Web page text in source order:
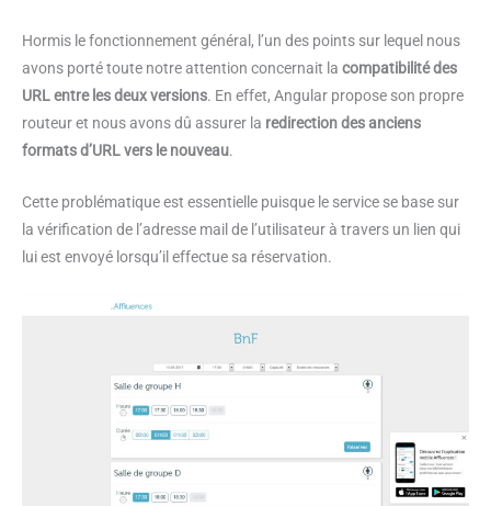
Hormis le fonctionnement général, l’un des points sur lequel nous
avons porté toute notre attention concernait la compatibilité des
URL entre les deux versions. En effet, Angular propose son propre
routeur et nous avons dû assurer la redirection des anciens
formats d’URL vers le nouveau.
Cette problématique est essentielle puisque le service se base sur
la vérification de l’adresse mail de l’utilisateur à travers un lien qui
lui est envoyé lorsqu’il effectue sa réservation.